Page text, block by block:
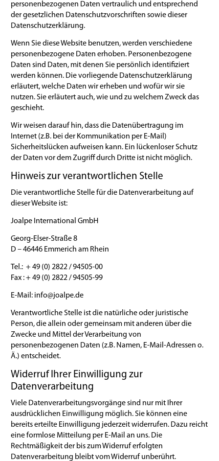
personenbezogenen Daten vertraulich und entsprechend
der gesetzlichen Datenschutzvorschriften sowie dieser
Datenschutzerklärung.
Wenn Sie diese Website benutzen, werden verschiedene
personenbezogene Daten erhoben. Personenbezogene
Daten sind Daten, mit denen Sie persönlich identifiziert
werden können. Die vorliegende Datenschutzerklärung
erläutert, welche Daten wir erheben und wofür wir sie
nutzen. Sie erläutert auch, wie und zu welchem Zweck das
geschieht.
Wir weisen darauf hin, dass die Datenübertragung im
Internet (z.B. bei der Kommunikation per E-Mail)
Sicherheitslücken aufweisen kann. Ein lückenloser Schutz
der Daten vor dem Zugriff durch Dritte ist nicht möglich.
Hinweis zur verantwortlichen Stelle
Die verantwortliche Stelle für die Datenverarbeitung auf
dieser Website ist:
Joalpe International GmbH
Georg-Elser-Straße 8
D – 46446 Emmerich am Rhein
Tel.: + 49 (0) 2822 / 94505-00
Fax : + 49 (0) 2822 / 94505-99
E-Mail: info@joalpe.de
Verantwortliche Stelle ist die natürliche oder juristische
Person, die allein oder gemeinsam mit anderen über die
Zwecke und Mittel der Verarbeitung von
personenbezogenen Daten (z.B. Namen, E-Mail-Adressen o.
Ä.) entscheidet.
Widerruf Ihrer Einwilligung zur
Datenverarbeitung
Viele Datenverarbeitungsvorgänge sind nur mit Ihrer
ausdrücklichen Einwilligung möglich. Sie können eine
bereits erteilte Einwilligung jederzeit widerrufen. Dazu reicht
eine formlose Mitteilung per E-Mail an uns. Die
Rechtmäßigkeit der bis zum Widerruf erfolgten
Datenverarbeitung bleibt vom Widerruf unberührt.